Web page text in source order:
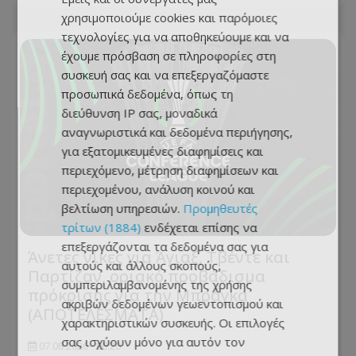
Άνετες νίκες για Άγιαξ, Τβέντε και
Παρτίζαν, οριακό προβάδισμα
πρόκρισης για την Μπράγκα
(ΑΠΟΤΕΛΕΣΜΑΤΑ)
07.08.2026 - 00:20
χρησιμοποιούμε cookies και παρόμοιες
τεχνολογίες για να αποθηκεύουμε και να
έχουμε πρόσβαση σε πληροφορίες στη
συσκευή σας και να επεξεργαζόμαστε
προσωπικά δεδομένα, όπως τη
διεύθυνση IP σας, μοναδικά
αναγνωριστικά και δεδομένα περιήγησης,
για εξατομικευμένες διαφημίσεις και
περιεχόμενο, μέτρηση διαφημίσεων και
περιεχομένου, ανάλυση κοινού και
βελτίωση υπηρεσιών. Προμηθευτές
τρίτων (1884) ενδέχεται επίσης να
επεξεργάζονται τα δεδομένα σας για
αυτούς και άλλους σκοπούς,
συμπεριλαμβανομένης της χρήσης
ακριβών δεδομένων γεωεντοπισμού και
χαρακτηριστικών συσκευής. Οι επιλογές
σας ισχύουν μόνο για αυτόν τον